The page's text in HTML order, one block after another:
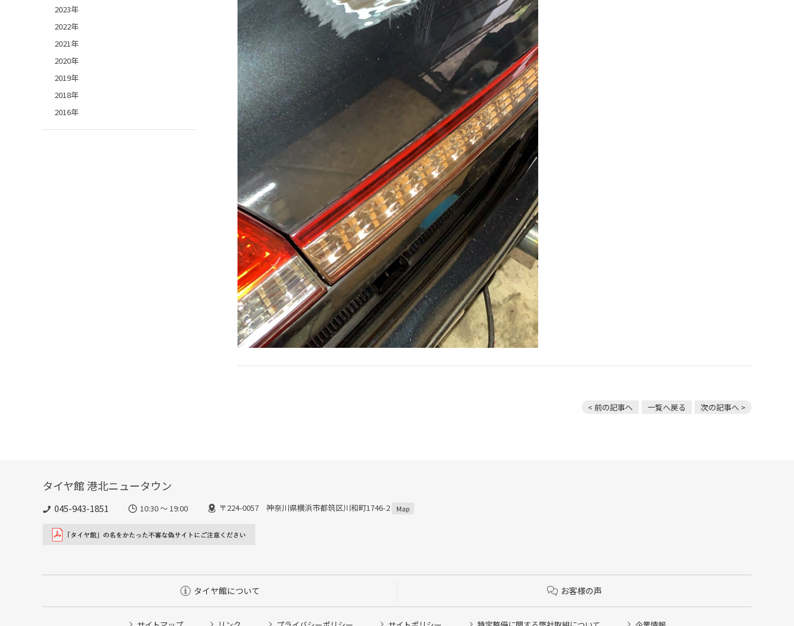
< 前の記事へ 一覧へ戻る 次の記事へ >
2023年
2022年
2021年
2020年
2019年
2018年
2016年
タイヤ館 港北ニュータウン
045-943-1851 10:30 ～ 19:00 〒224-0057 神奈川県横浜市都筑区川和町1746-2 Map
タイヤ館について お客様の声